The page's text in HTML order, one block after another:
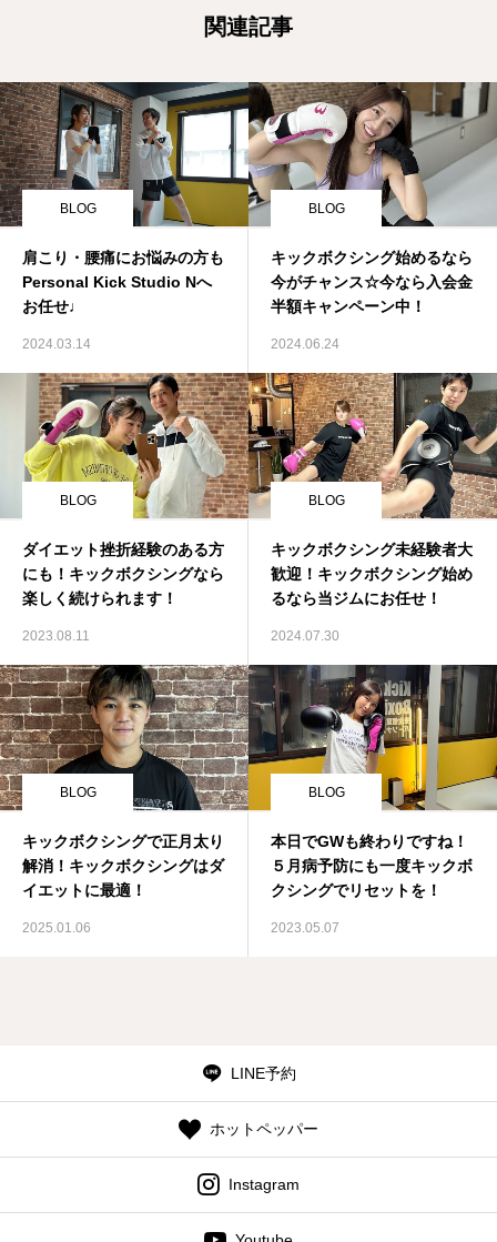
関連記事
BLOG
肩こり・腰痛にお悩みの方も
Personal Kick Studio Nへ
お任せ♩
2024.03.14
BLOG
キックボクシング始めるなら
今がチャンス☆今なら入会金
半額キャンペーン中！
2024.06.24
BLOG
ダイエット挫折経験のある方
にも！キックボクシングなら
楽しく続けられます！
2023.08.11
BLOG
キックボクシング未経験者大
歓迎！キックボクシング始め
るなら当ジムにお任せ！
2024.07.30
BLOG
キックボクシングで正月太り
解消！キックボクシングはダ
イエットに最適！
2025.01.06
BLOG
本日でGWも終わりですね！
５月病予防にも一度キックボ
クシングでリセットを！
2023.05.07
LINE予約
ホットペッパー
Instagram